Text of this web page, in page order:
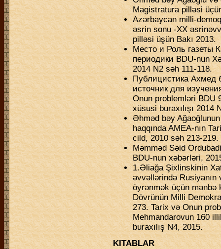
Magistratura pilləsi
Azərbaycan milli-
əsrin sonu -XX
pilləsi üşün Bakı 2013.
Место и Роль газеты
периодики BDU-nun
2014 N2 səh 111-118.
Публицистика Ахмед
источник для
Onun problemləri BDU
xüsusi buraxılışı 2014
Əhməd bəy
haqqında AMEA-nın
cild, 2010 səh 213-219.
Məmməd Səid
BDU-nun xəbərləri,
1.Əliağa Şixlinskinin
əvvəllərində Rusiyanın
öyrənmək üçün mənbə
Dövrünün Milli
273. Tarix və Onun
Mehmandarovun 160
buraxılış N4, 2015.
KITABLAR